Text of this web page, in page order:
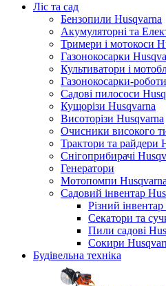
Ліс та сад
Бензопили Husqvarna
Акумуляторні та
Тримери і мотокоси
Газонокосарки
Культиватори і
Газонокосарки-
Садові пилососи
Кущорізи Husqvarna
Висоторізи Husqvarna
Очисники високого
Трактори та райдери
Снігоприбирачі
Генератори
Мотопомпи Husqvarna
Садовий інвентар
Різний
Секатори та
Пили садові
Сокири
Будівельна техніка